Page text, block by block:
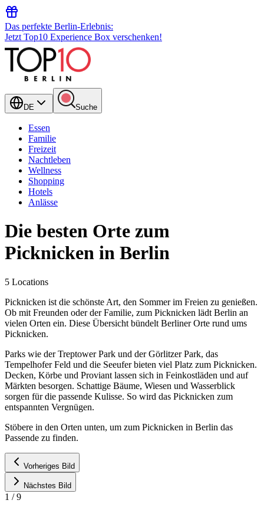
Das perfekte Berlin-Erlebnis:
Jetzt Top10 Experience Box verschenken!
DE Suche
Essen
Familie
Freizeit
Nachtleben
Wellness
Shopping
Hotels
Anlässe
Die besten Orte zum
Picknicken in Berlin
5 Locations
Picknicken ist die schönste Art, den Sommer im Freien zu genießen.
Ob mit Freunden oder der Familie, zum Picknicken lädt Berlin an
vielen Orten ein. Diese Übersicht bündelt Berliner Orte rund ums
Picknicken.
Parks wie der Treptower Park und der Görlitzer Park, das
Tempelhofer Feld und die Seeufer bieten viel Platz zum Picknicken.
Decken, Körbe und Proviant lassen sich in Feinkostläden und auf
Märkten besorgen. Schattige Bäume, Wiesen und Wasserblick
sorgen für die passende Kulisse. So wird das Picknicken zum
entspannten Vergnügen.
Stöbere in den Orten unten, um zum Picknicken in Berlin das
Passende zu finden.
Vorheriges Bild
Nächstes Bild
1 /9